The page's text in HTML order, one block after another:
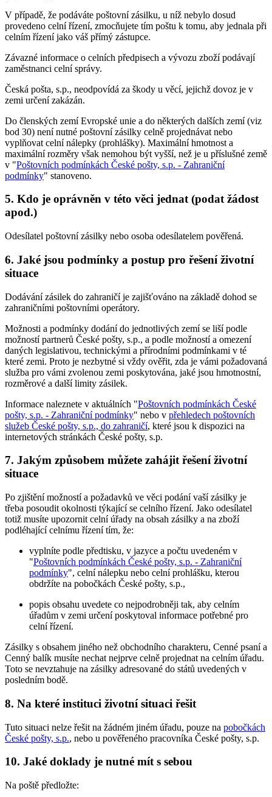
V případě, že podáváte poštovní zásilku, u níž nebylo dosud
provedeno celní řízení, zmocňujete tím poštu k tomu, aby jednala při
celním řízení jako váš přímý zástupce.
Závazné informace o celních předpisech a vývozu zboží podávají
zaměstnanci celní správy.
Česká pošta, s.p., neodpovídá za škody u věcí, jejichž dovoz je v
zemi určení zakázán.
Do členských zemí Evropské unie a do některých dalších zemí (viz
bod 30) není nutné poštovní zásilky celně projednávat nebo
vyplňovat celní nálepky (prohlášky). Maximální hmotnost a
maximální rozměry však nemohou být vyšší, než je u příslušné země
v "Poštovních podmínkách České pošty, s.p. - Zahraniční
podmínky" stanoveno.
5. Kdo je oprávněn v této věci jednat (podat žádost
apod.)
Odesílatel poštovní zásilky nebo osoba odesílatelem pověřená.
6. Jaké jsou podmínky a postup pro řešení životní
situace
Dodávání zásilek do zahraničí je zajišťováno na základě dohod se
zahraničními poštovními operátory.
Možnosti a podmínky dodání do jednotlivých zemí se liší podle
možností partnerů České pošty, s.p., a podle možností a omezení
daných legislativou, technickými a přírodními podmínkami v té
které zemi. Proto je nezbytné si vždy ověřit, zda je vámi požadovaná
služba pro vámi zvolenou zemi poskytována, jaké jsou hmotnostní,
rozměrové a další limity zásilek.
Informace naleznete v aktuálních "Poštovních podmínkách České
pošty, s.p. - Zahraniční podmínky" nebo v přehledech poštovních
služeb České pošty, s.p., do zahraničí, které jsou k dispozici na
internetových stránkách České pošty, s.p.
7. Jakým způsobem můžete zahájit řešení životní
situace
Po zjištění možností a požadavků ve věci podání vaší zásilky je
třeba posoudit okolnosti týkající se celního řízení. Jako odesílatel
totiž musíte upozornit celní úřady na obsah zásilky a na zboží
podléhající celnímu řízení tím, že:
vyplníte podle předtisku, v jazyce a počtu uvedeném v
"Poštovních podmínkách České pošty, s.p. - Zahraniční
podmínky", celní nálepku nebo celní prohlášku, kterou
obdržíte na pobočkách České pošty, s.p.,
popis obsahu uvedete co nejpodrobněji tak, aby celním
úřadům v zemi určení poskytoval informace potřebné pro
celní řízení.
Zásilky s obsahem jiného než obchodního charakteru, Cenné psaní a
Cenný balík musíte nechat nejprve celně projednat na celním úřadu.
Toto se nevztahuje na zásilky adresované do států uvedených v
posledním bodě.
8. Na které instituci životní situaci řešit
Tuto situaci nelze řešit na žádném jiném úřadu, pouze na pobočkách
České pošty, s.p., nebo u pověřeného pracovníka České pošty, s.p.
10. Jaké doklady je nutné mít s sebou
Na poště předložte: